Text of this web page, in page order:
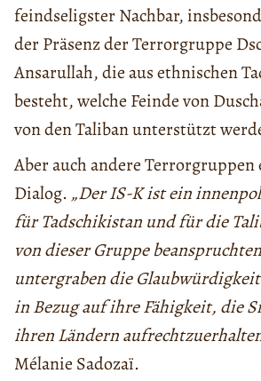
feindseligster Nachbar,
der Präsenz der Terrorgruppe
Ansarullah, die aus ethnischen
besteht, welche Feinde von
von den Taliban unterstützt
Aber auch andere
Dialog. „Der IS-K ist ein
für Tadschikistan und für die
von dieser Gruppe
untergraben die
in Bezug auf ihre Fähigkeit, die
ihren Ländern
Mélanie Sadozaï.